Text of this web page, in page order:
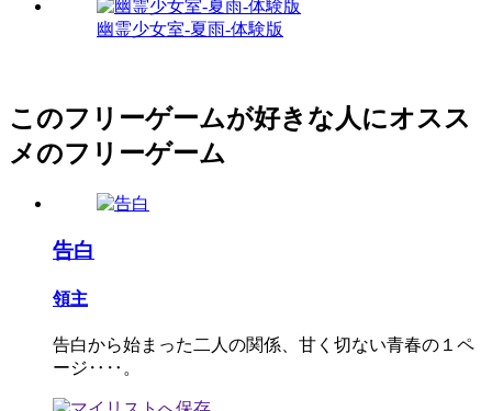
幽霊少女室-夏雨-体験版
このフリーゲームが好きな人にオスス
メのフリーゲーム
告白
領主
告白から始まった二人の関係、甘く切ない青春の１ペ
ージ‥‥。